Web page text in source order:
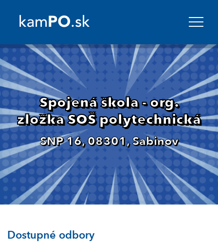
Spojená škola - org.
zložka SOŠ polytechnická
SNP 16, 08301, Sabinov
Dostupné odbory